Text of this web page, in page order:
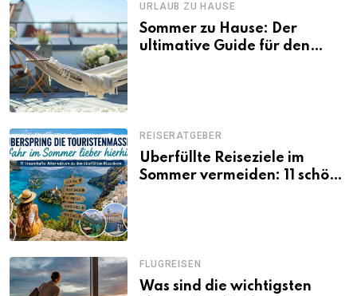
URLAUB ZU HAUSE
Sommer zu Hause: Der
ultimative Guide für den
REISERATGEBER
Überfüllte Reiseziele im
Sommer vermeiden: 11 schöne
FLUGREISEN
Was sind die wichtigsten